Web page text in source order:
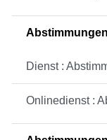
Abstimmungen
Dienst :
Onlinedienst :